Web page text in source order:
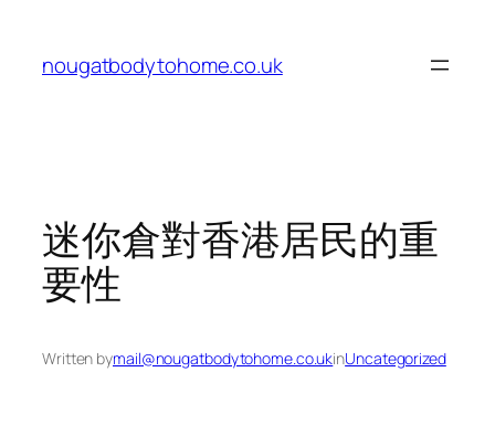
content
nougatbodytohome.co.uk
迷你倉對香港居民的重
要性
Written bymail@nougatbodytohome.co.ukinUncategorized